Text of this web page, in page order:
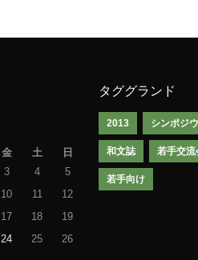
金 土
日
3 4
5
10 11
12
17 18
19
24 25
26
タググランド
2013 シンポジ
和文誌 若手交流
若手向け